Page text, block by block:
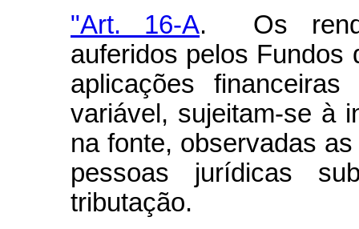
"Art. 16-A. Os
auferidos pelos Fundos
aplicações
variável, sujeitam-se à
na fonte, observadas
pessoas jurídicas
tributação.